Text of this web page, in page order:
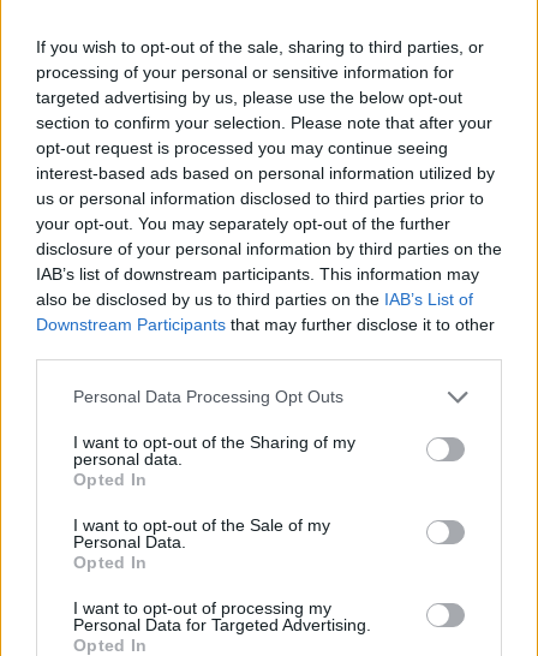
If you wish to opt-out of the sale, sharing to third parties, or
processing of your personal or sensitive information for
targeted advertising by us, please use the below opt-out
section to confirm your selection. Please note that after your
opt-out request is processed you may continue seeing
interest-based ads based on personal information utilized by
us or personal information disclosed to third parties prior to
your opt-out. You may separately opt-out of the further
disclosure of your personal information by third parties on the
IAB’s list of downstream participants. This information may
also be disclosed by us to third parties on the IAB’s List of
Downstream Participants that may further disclose it to other
Please note that this website/app uses one or more Google
not limited to your visit or usage behaviour. You may click to
grant or deny consent to Google and its third-party tags to
use your data for below specified purposes in below Google
consent section.
Personal Data Processing Opt Outs
I want to opt-out of the Sharing of my
personal data.
Opted In
I want to opt-out of the Sale of my
Personal Data.
Opted In
I want to opt-out of processing my
Personal Data for Targeted Advertising.
Opted In
Όταν ρωτήθηκε για το τρίτο μνημόνιο που
υπέγραψε η κυβέρνηση του ΣΥΡΙΖΑ είπε. «Το
πρόγραμμα δεν μπορούσε να κλείσει και
χρειάζονταν τρίτο για να κλείσει το μνημονιακό
πρόγραμμα. Δυστυχώς ο Αλέξης Τσίπρας τους
έδωσε την ευκαιρία να ρίξουν το δικό τους
φταίξιμο στην αριστερά».
Ο Γιάνης Βαρουφάκης αποκάλυψε και μια
καθώς τον είχε ρωτήσει πότε αποφάσισε να
ρίξει τον Σαμαρά. Ο Γερμανός υπουργός του
απάντηση «τον Ιούλιο του 2014».
Ο Γιάνης Βαρουφάκηςχαρακτήρισε
«ανεκδιήγητο, αδαή και ανήθικο» τον Κλάους
Ρέγκλινγκ,υποστηρίζοντας ότι του είχε πει «δεν
έχετε να πληρώσετε το ΔΝΤ; Κόψτε συντάξεις.